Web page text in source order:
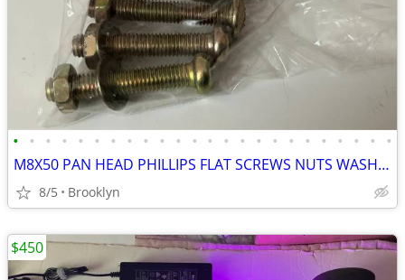
• • • • • • • • • • • • • • • • • • • • • • • •
M8X50 PAN HEAD PHILLIPS FLAT SCREWS NUTS WASHERS ZINC YELLOW PLATED 10
8/5 Brooklyn
$450